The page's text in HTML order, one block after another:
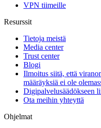
VPN tiimeille
Resurssit
Tietoja meistä
Media center
Trust center
Blogi
Ilmoitus siitä, että
määräyksiä ei ole
Digipalvelusäädökseen
Ota meihin yhteyttä
Ohjelmat